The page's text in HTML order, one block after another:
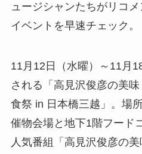
ュージシャンたちがリコ
イベントを早速チェック。
11月12日（水曜）～11月
される「高見沢俊彦の美
食祭 in 日本橋三越」。場
催物会場と地下1階フード
人気番組「高見沢俊彦の